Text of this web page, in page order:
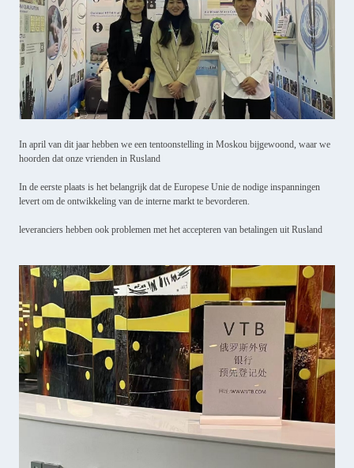
In april van dit jaar hebben we een tentoonstelling in Moskou bijgewoond, waar we
hoorden dat onze vrienden in Rusland
In de eerste plaats is het belangrijk dat de Europese Unie de nodige inspanningen
levert om de ontwikkeling van de interne markt te bevorderen.
leveranciers hebben ook problemen met het accepteren van betalingen uit Rusland